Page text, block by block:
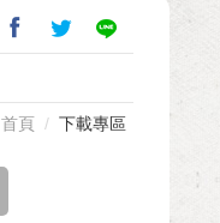
首頁 下載專區